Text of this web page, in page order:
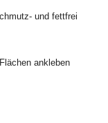
und fettfrei
ankleben